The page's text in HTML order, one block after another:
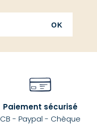
OK
Paiement sécurisé
CB - Paypal - Chèque